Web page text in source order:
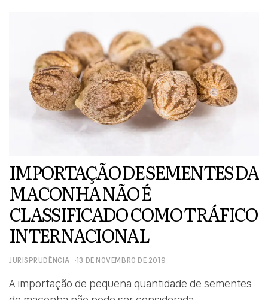
IMPORTAÇÃO DE SEMENTES DA
MACONHA NÃO É
CLASSIFICADO COMO TRÁFICO
INTERNACIONAL
JURISPRUDÊNCIA 13 DE NOVEMBRO DE 2019
A importação de pequena quantidade de sementes